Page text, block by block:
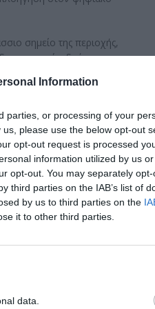
Information
parties, or processing of your
please use the below opt-out
opt-out request is processed
information utilized by us
opt-out. You may separately
third parties on the IAB’s list of
by us to third parties on the
it to other third parties.
data.
σημείο της περιοχής,
δράσεων για
ενημερωθούν για βασικά
επικοινωνίας
ανέδειξαν τη σημασία
μείωση του ψηφιακού
να παραμένουν
ενώ σημαντική ήταν
στηρίζουν διαρκώς
και τη βελτίωση της